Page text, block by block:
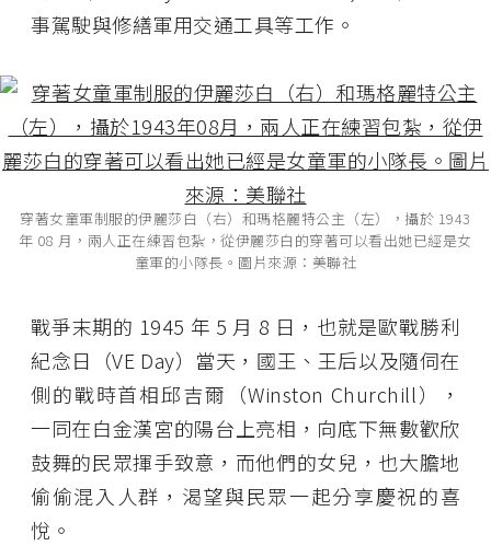
事駕駛與修繕軍用交通工具等工作。
穿著女童軍制服的伊麗莎白（右）和瑪格麗特公主（左），攝於 1943
年 08 月，兩人正在練習包紮，從伊麗莎白的穿著可以看出她已經是女
童軍的小隊長。圖片來源：美聯社
戰爭末期的 1945 年 5 月 8 日，也就是歐戰勝利
紀念日（VE Day）當天，國王、王后以及隨伺在
側的戰時首相邱吉爾（Winston Churchill），
一同在白金漢宮的陽台上亮相，向底下無數歡欣
鼓舞的民眾揮手致意，而他們的女兒，也大膽地
偷偷混入人群，渴望與民眾一起分享慶祝的喜
悅。